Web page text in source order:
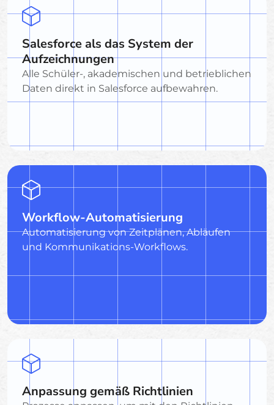
Salesforce als das System der
Aufzeichnungen
Alle Schüler-, akademischen und betrieblichen
Daten direkt in Salesforce aufbewahren.
Workflow-Automatisierung
Automatisierung von Zeitplänen, Abläufen
und Kommunikations-Workflows.
Anpassung gemäß Richtlinien